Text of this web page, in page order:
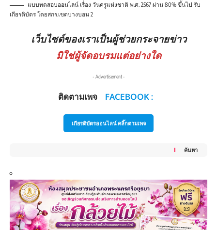
แบบทดสอบออนไลน์ เรื่อง วันครูแห่งชาติ พ.ศ. 2567 ผ่าน 80% ขึ้นไป รับ
เกียรติบัตร โดยสกร.เขตบางบอน 2
เว็บไซต์ของเราเป็นผู้ช่วยกระจายข่าว
มิใช่ผู้จัดอบรมแต่อย่างใด
- Advertisement -
ติดตามเพจ FACEBOOK :
เกียรติบัตรออนไลน์ คลิ๊กตามเพจ
ค้นหา